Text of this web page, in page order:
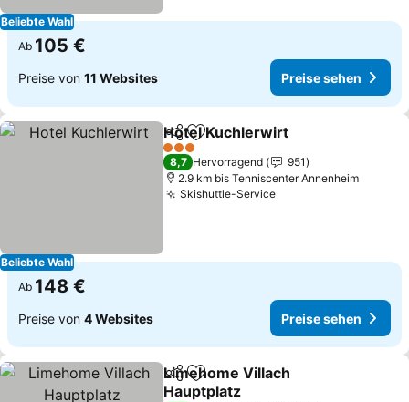
Beliebte Wahl
Ab 105 €
Preise von 11 Websites Preise sehen
Beliebte Wahl
TeilenZu Favoriten hinzufügen
Hotel Kuchlerwirt
3 Sterne
8,7 Hervorragend
951
2.9 km bis Tenniscenter Annenheim
Skishuttle-Service
Ab 148 €
Preise von 4 Websites Preise sehen
TeilenZu Favoriten hinzufügen
Limehome Villach
Hauptplatz